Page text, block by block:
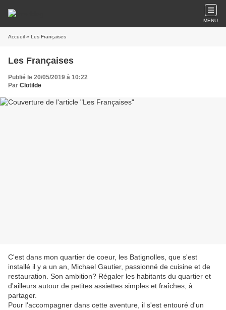
MENU
Accueil » Les Françaises
Les Françaises
Publié le 20/05/2019 à 10:22
Par Clotilde
C'est dans mon quartier de coeur, les Batignolles, que s'est
installé il y a un an, Michael Gautier, passionné de cuisine et de
restauration. Son ambition? Régaler les habitants du quartier et
d'ailleurs autour de petites assiettes simples et fraîches, à
partager.
Pour l'accompagner dans cette aventure, il s'est entouré d'un